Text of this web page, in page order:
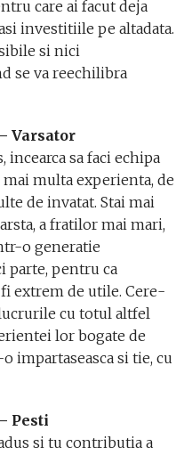
care ai facut deja
investitiile pe altadata.
si nici
se va reechilibra
Varsator
incearca sa faci echipa
multa experienta, de
de invatat. Stai mai
a fratilor mai mari,
o generatie
parte, pentru ca
extrem de utile. Cere-
cu totul altfel
lor bogate de
impartaseasca si tie, cu
Pesti
si tu contributia a